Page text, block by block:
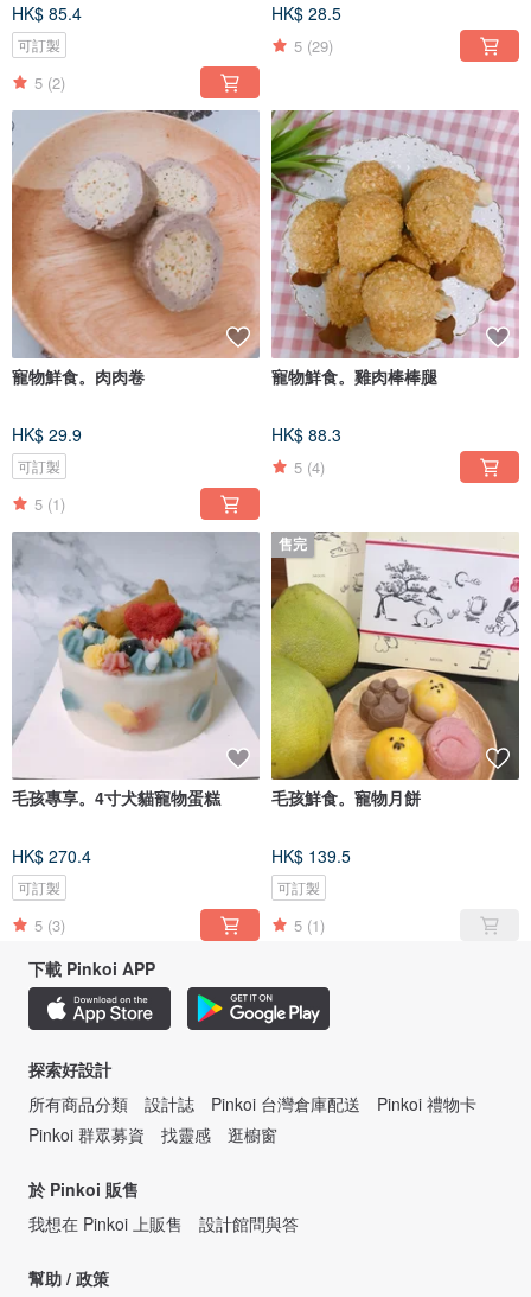
HK$ 85.4
可訂製
5 (2)
HK$ 28.5
5 (29)
寵物鮮食。肉肉卷
HK$ 29.9
可訂製
5 (1)
寵物鮮食。雞肉棒棒腿
HK$ 88.3
5 (4)
毛孩專享。4寸犬貓寵物蛋糕
HK$ 270.4
可訂製
5 (3)
售完
毛孩鮮食。寵物月餅
HK$ 139.5
可訂製
5 (1)
下載 Pinkoi APP
探索好設計
所有商品分類
設計誌 Pinkoi 台灣倉庫配送
Pinkoi 禮物卡
Pinkoi 群眾募資
找靈感 逛櫥窗
於 Pinkoi 販售
我想在 Pinkoi 上販售
設計館問與答
幫助 / 政策